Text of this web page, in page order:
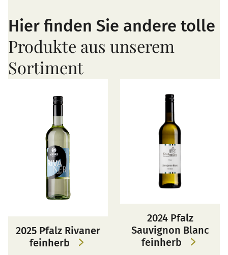
Hier finden Sie andere tolle
Produkte aus unserem
Sortiment
2025 Pfalz Rivaner
feinherb
2024 Pfalz
Sauvignon Blanc
feinherb